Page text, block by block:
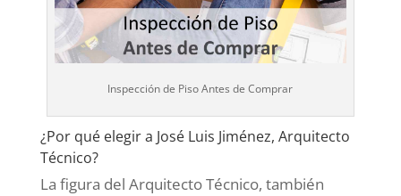
Inspección de Piso Antes de Comprar
¿Por qué elegir a José Luis Jiménez, Arquitecto
Técnico?
La figura del Arquitecto Técnico, también